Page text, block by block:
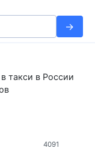
такси в России
4091